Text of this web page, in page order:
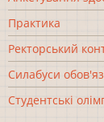
Практика
Ректорський
Силабуси
Студентські